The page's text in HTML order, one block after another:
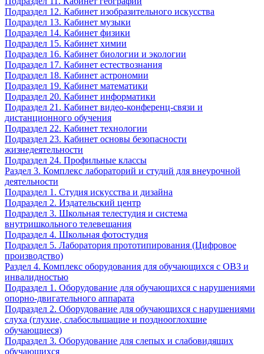
Подраздел 12. Кабинет изобразительного искусства
Подраздел 13. Кабинет музыки
Подраздел 14. Кабинет физики
Подраздел 15. Кабинет химии
Подраздел 16. Кабинет биологии и экологии
Подраздел 17. Кабинет естествознания
Подраздел 18. Кабинет астрономии
Подраздел 19. Кабинет математики
Подраздел 20. Кабинет информатики
Подраздел 21. Кабинет видео-конференц-связи и
дистанционного обучения
Подраздел 22. Кабинет технологии
Подраздел 23. Кабинет основы безопасности
жизнедеятельности
Подраздел 24. Профильные классы
Раздел 3. Комплекс лабораторий и студий для внеурочной
деятельности
Подраздел 1. Студия искусства и дизайна
Подраздел 2. Издательский центр
Подраздел 3. Школьная телестудия и система
внутришкольного телевещания
Подраздел 4. Школьная фотостудия
Подраздел 5. Лаборатория прототипирования (Цифровое
производство)
Раздел 4. Комплекс оборудования для обучающихся с ОВЗ и
инвалидностью
Подраздел 1. Оборудование для обучающихся с нарушениями
опорно-двигательного аппарата
Подраздел 2. Оборудование для обучающихся с нарушениями
слуха (глухие, слабослышащие и позднооглохшие
обучающиеся)
Подраздел 3. Оборудование для слепых и слабовидящих
обучающихся